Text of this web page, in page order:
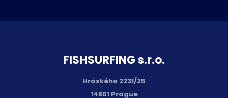
FISH­SURFING s.r.o.
Hráského 2231/25
14801 Prague